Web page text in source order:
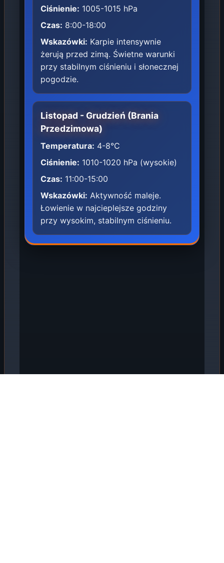
Ciśnienie: 1005-1015 hPa
Czas: 8:00-18:00
Wskazówki: Karpie intensywnie
żerują przed zimą. Świetne warunki
przy stabilnym ciśnieniu i słonecznej
pogodzie.
Listopad - Grudzień (Brania
Przedzimowa)
Temperatura: 4-8°C
Ciśnienie: 1010-1020 hPa (wysokie)
Czas: 11:00-15:00
Wskazówki: Aktywność maleje.
Łowienie w najcieplejsze godziny
przy wysokim, stabilnym ciśnieniu.